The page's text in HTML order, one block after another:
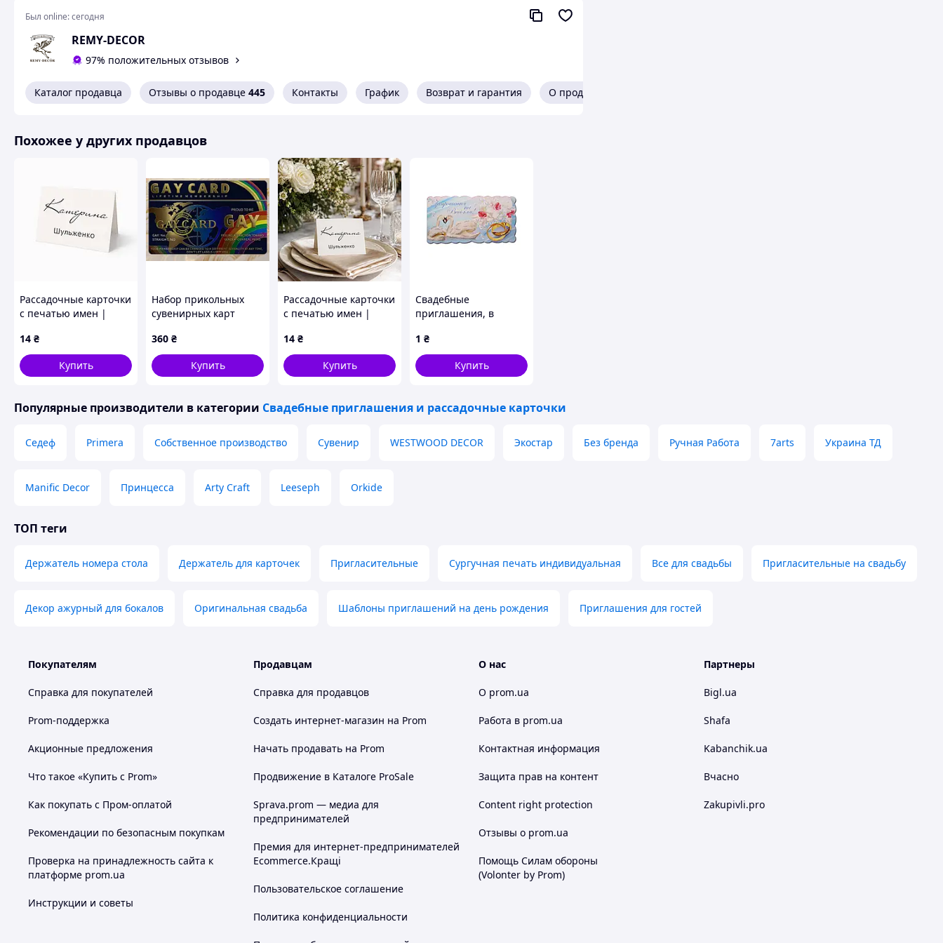
Приобрести красивые и стильные держатели для номерков вы без труда сможете на этом сайте. Они
Херсон, Львов, Запорожье), но и в любую другую точку на территории Украины.
Был online:сегодня
REMY-DECOR
97% положительных отзывов
Каталог продавца Отзывы о продавце 445 Контакты График Возврат и гарантия О продавце
Похожее у других продавцов
Рассадочные карточки
с печатью имен |
0001)
14 ₴
Купить
Набор прикольных
сувенирных карт
Pride Membership»
темно-синие (3 шт.) /
Подарочные ПВХ-
360 ₴
Купить
Рассадочные карточки
с печатью имен |
0001)
14 ₴
Купить
Свадебные
приглашения, в
1 ₴
Купить
Популярные производители в категории Свадебные приглашения и рассадочные карточки
Седеф Primera Собственное производство Сувенир WESTWOOD DECOR Экостар Без бренда Ручная Работа 7arts Украина ТД
Manific Decor Принцесса Arty Craft Leeseph Orkide
ТОП теги
Держатель номера стола Держатель для карточек Пригласительные Сургучная печать индивидуальная Все для свадьбы Пригласительные на свадьбу
Декор ажурный для бокалов Оригинальная свадьба Шаблоны приглашений на день рождения Приглашения для гостей
Покупателям
Справка для покупателей
Prom-поддержка
Акционные предложения
Что такое «Купить с Prom»
Как покупать с Пром-оплатой
Рекомендации по безопасным покупкам
Проверка на принадлежность сайта к
платформе prom.ua
Инструкции и советы
Продавцам
Справка для продавцов
Создать интернет-магазин на Prom
Начать продавать на Prom
Продвижение в Каталоге ProSale
Sprava.prom — медиа для
предпринимателей
Премия для интернет-предпринимателей
Ecommerce.Кращі
Пользовательское соглашение
Политика конфиденциальности
О нас
О prom.ua
Работа в prom.ua
Контактная информация
Защита прав на контент
Content right protection
Отзывы о prom.ua
Помощь Силам обороны
(Volonter by Prom)
Партнеры
Bigl.ua
Shafa
Kabanchik.ua
Вчасно
Zakupivli.pro